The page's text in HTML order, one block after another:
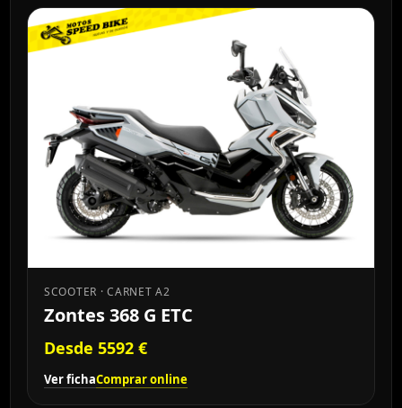
SCOOTER · CARNET A2
Zontes 368 G ETC
Desde 5592 €
Ver fichaComprar online